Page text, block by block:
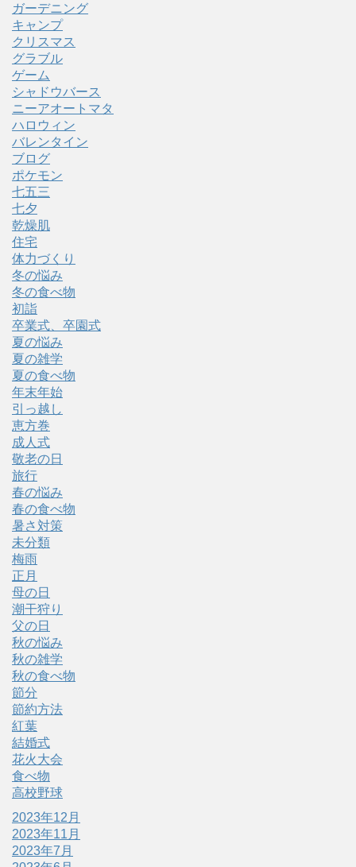
ガーデニング
キャンプ
クリスマス
グラブル
ゲーム
シャドウバース
ニーアオートマタ
ハロウィン
バレンタイン
ブログ
ポケモン
七五三
七夕
乾燥肌
住宅
体力づくり
冬の悩み
冬の食べ物
初詣
卒業式、卒園式
夏の悩み
夏の雑学
夏の食べ物
年末年始
引っ越し
恵方巻
成人式
敬老の日
旅行
春の悩み
春の食べ物
暑さ対策
未分類
梅雨
正月
母の日
潮干狩り
父の日
秋の悩み
秋の雑学
秋の食べ物
節分
節約方法
紅葉
結婚式
花火大会
食べ物
高校野球
2023年12月
2023年11月
2023年7月